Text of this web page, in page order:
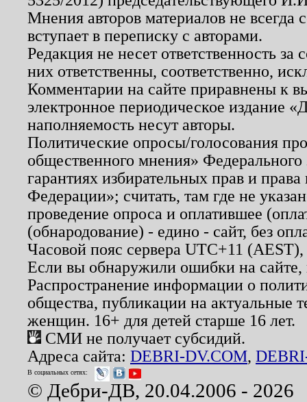
Мнения авторов материалов не
вступает в переписку с авторами.
Редакция не несет ответственность
них ответственны, соответственно,
Комментарии на сайте приравнены к
электронное периодическое издание
наполняемость несут авторы.
Политические опросы/голосования
общественного мнения»
гарантиях избирательных прав и
Федерации»; считать, там где не
проведение опроса и оплатившее
(обнародование) - едино - сайт, без
Часовой пояс сервера UTC+11
Если вы обнаружили ошибки на
Распространение информации о
общества, публикации на актуальные
женщин. 16+ для детей старше 16 лет.
СМИ не получает субсидий.
Адреса сайта: DEBRI-DV.COM,
В социальных сетях:
© Дебри-ДВ, 20.04.2006 - 2026